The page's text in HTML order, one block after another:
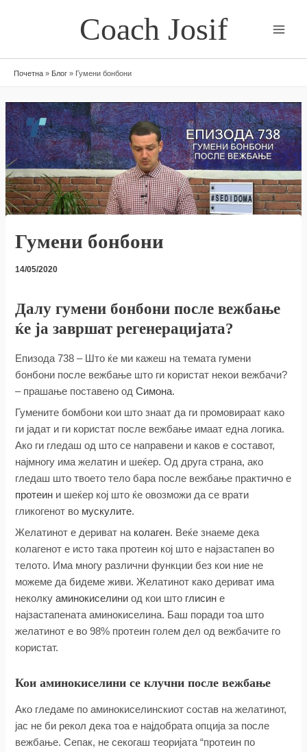
Coach Josif
Почетна » Блог » Гумени бонбони
Гумени бонбони
14/05/2020
Далу гумени бонбони после вежбање
ќе ја завршат регенерацијата?
Епизода 738 – Што ќе ми кажеш на темата гумени
бонбони после вежбање што ги користат некои вежбачи?
– прашање поставено одСимона.
Гумените бомбони кои што знаат да ги промовираат како
ги јадат и ги користат после вежбање имаат една логика.
Ако ги гледаш од што се направени и каков е составот,
најмногу има желатин и шеќер. Од друга страна, ако
гледаш што твоето тело бара после вежбање практично е
протеин и шеќер кој што ќе овозможи да се врати
гликогенот во мускулите.
Желатинот е дериват на колаген. Веќе знаеме дека
колагенот е исто така протеин кој што е најзастапен во
телото. Има многу различни функции без кои ние не
можеме да бидеме живи. Желатинот како дериват има
неколкуаминокиселини од кои што глисин е
најзастапената аминокиселина. Баш поради тоа што
желатинот е во 98% протеин голем дел од вежбачите го
користат.
Кои аминокиселини се клучни после вежбање
Ако гледаме по аминокиселинскиот состав на желатинот,
јас не би рекол дека тоа е најдобрата опција за после
вежбање. Сепак, не секогаш теоријата “протеин по